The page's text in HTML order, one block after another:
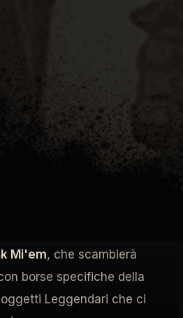
2.7.0 PTR e verranno
settimane a partire da
questo periodo
periodiche,
minori. Ci saranno tre buff
aiutarvi nel vostro viaggio:
dei Leggendari,
Mi'em, che scambierà
borse specifiche della
Leggendari che ci